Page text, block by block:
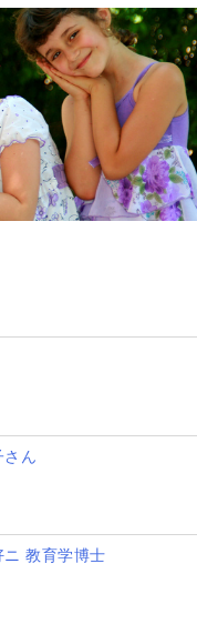
さん
教育学博士